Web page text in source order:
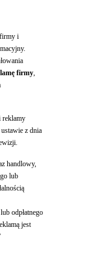
i
firmy,
reklamy
z dnia
handlowy,
lub
odpłatnego
jest